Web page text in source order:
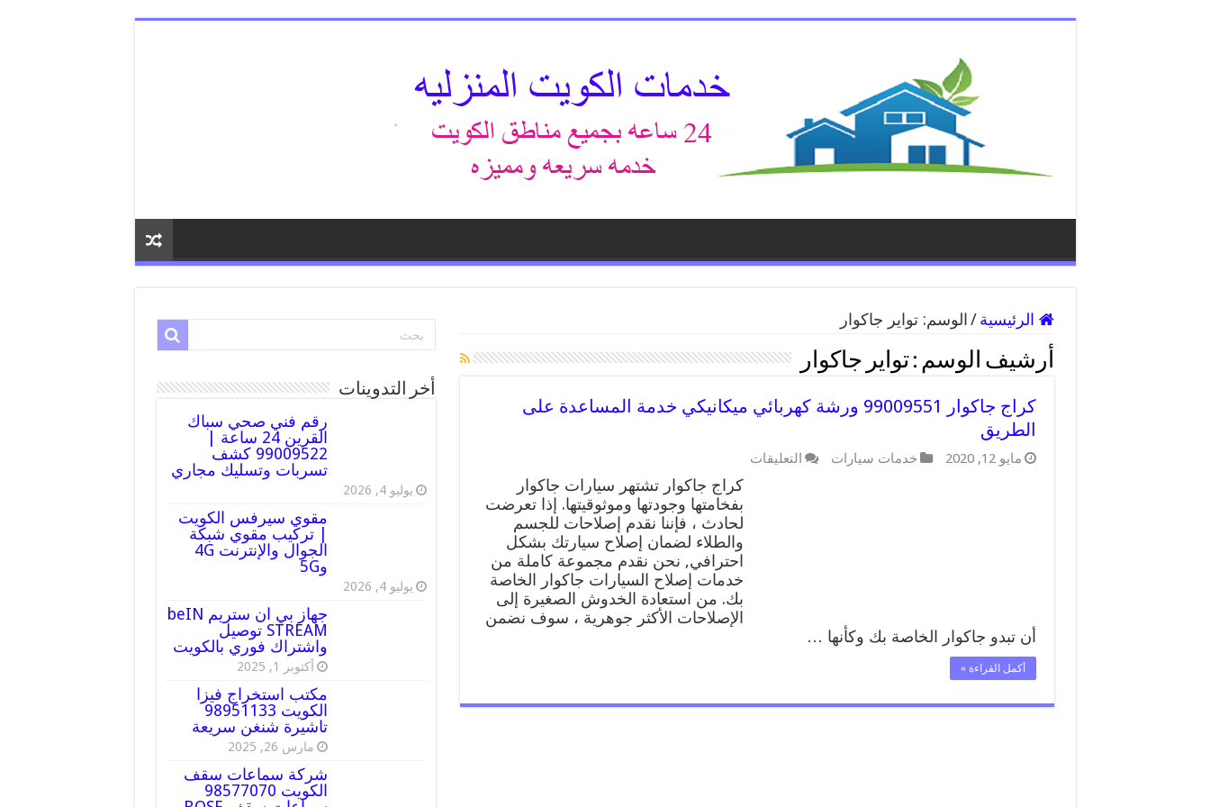
الرئيسية / الوسم:تواير جاكوار
أرشيف الوسم :تواير جاكوار
كراج جاكوار 99009551 ورشة كهربائي ميكانيكي خدمة المساعدة على
الطريق
مايو 12, 2020 خدمات سيارات التعليقات
جاكوار
99009551
ورشة
كهربائي
ميكانيكي
خدمة
المساعدة
على
الطريق
كراج جاكوار تشتهر سيارات جاكوار
بفخامتها وجودتها وموثوقيتها. إذا تعرضت
لحادث ، فإننا نقدم إصلاحات للجسم
والطلاء لضمان إصلاح سيارتك بشكل
احترافي, نحن نقدم مجموعة كاملة من
خدمات إصلاح السيارات جاكوار الخاصة
بك. من استعادة الخدوش الصغيرة إلى
الإصلاحات الأكثر جوهرية ، سوف نضمن
أن تبدو جاكوار الخاصة بك وكأنها …
أكمل القراءة »
أخر التدوينات
رقم فني صحي سباك
القرين 24 ساعة |
99009522 كشف
تسربات وتسليك مجاري
يوليو 4, 2026
مقوي سيرفس الكويت
| تركيب مقوي شبكة
الجوال والإنترنت 4G
و5G
يوليو 4, 2026
جهاز بي ان ستريم beIN
STREAM توصيل
واشتراك فوري بالكويت
أكتوبر 1, 2025
مكتب استخراج فيزا
الكويت 98951133
تاشيرة شنغن سريعة
مارس 26, 2025
شركة سماعات سقف
الكويت 98577070